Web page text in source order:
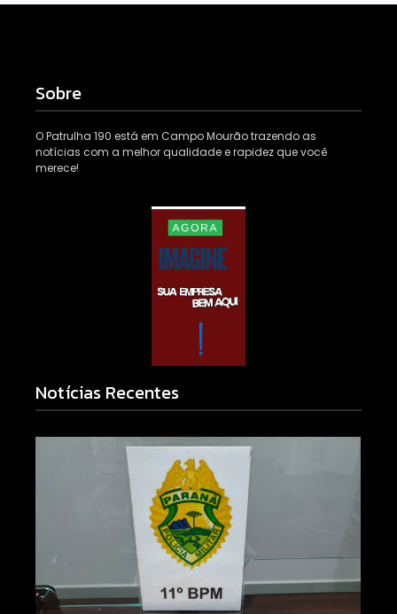
Sobre
O Patrulha 190 está em Campo Mourão trazendo as
notícias com a melhor qualidade e rapidez que você
merece!
Notícias Recentes